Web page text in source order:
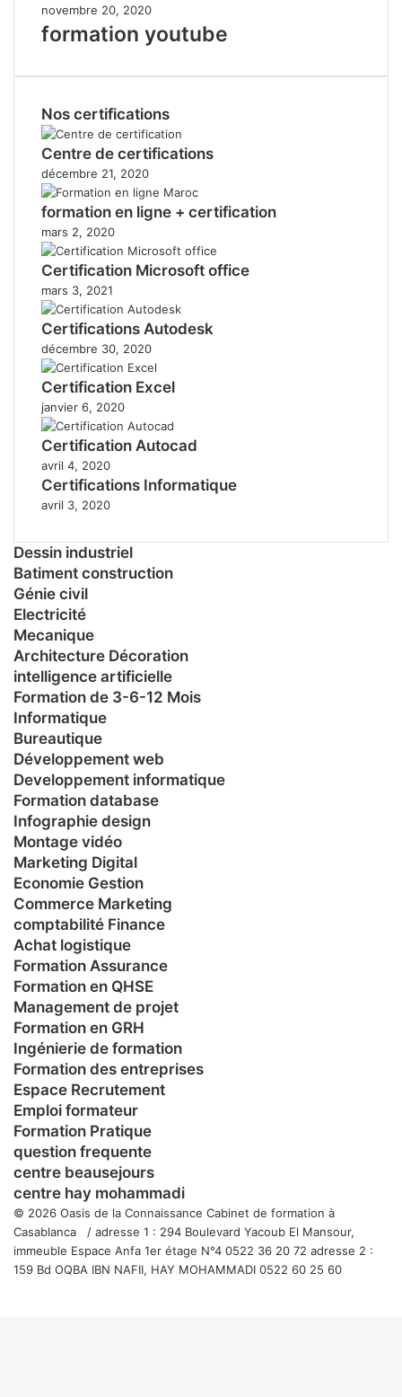
novembre 20, 2020
formation youtube
Nos certifications
Centre de certifications
décembre 21, 2020
formation en ligne + certification
mars 2, 2020
Certification Microsoft office
mars 3, 2021
Certifications Autodesk
décembre 30, 2020
Certification Excel
janvier 6, 2020
Certification Autocad
avril 4, 2020
Certifications Informatique
avril 3, 2020
Dessin industriel
Batiment construction
Génie civil
Electricité
Mecanique
Architecture Décoration
intelligence artificielle
Formation de 3-6-12 Mois
Informatique
Bureautique
Développement web
Developpement informatique
Formation database
Infographie design
Montage vidéo
Marketing Digital
Economie Gestion
Commerce Marketing
comptabilité Finance
Achat logistique
Formation Assurance
Formation en QHSE
Management de projet
Formation en GRH
Ingénierie de formation
Formation des entreprises
Espace Recrutement
Emploi formateur
Formation Pratique
question frequente
centre beausejours
centre hay mohammadi
© 2026 Oasis de la Connaissance Cabinet de formation à
Casablanca / adresse 1 : 294 Boulevard Yacoub El Mansour,
immeuble Espace Anfa 1er étage N°4 0522 36 20 72 adresse 2 :
159 Bd OQBA IBN NAFII, HAY MOHAMMADI 0522 60 25 60